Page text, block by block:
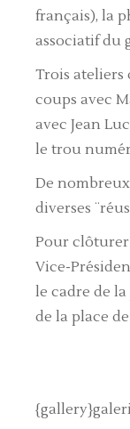
français), la
associatif du
Trois ateliers
coups avec
avec Jean
le trou
De
diverses
Pour
Vice-
le cadre de
de la place